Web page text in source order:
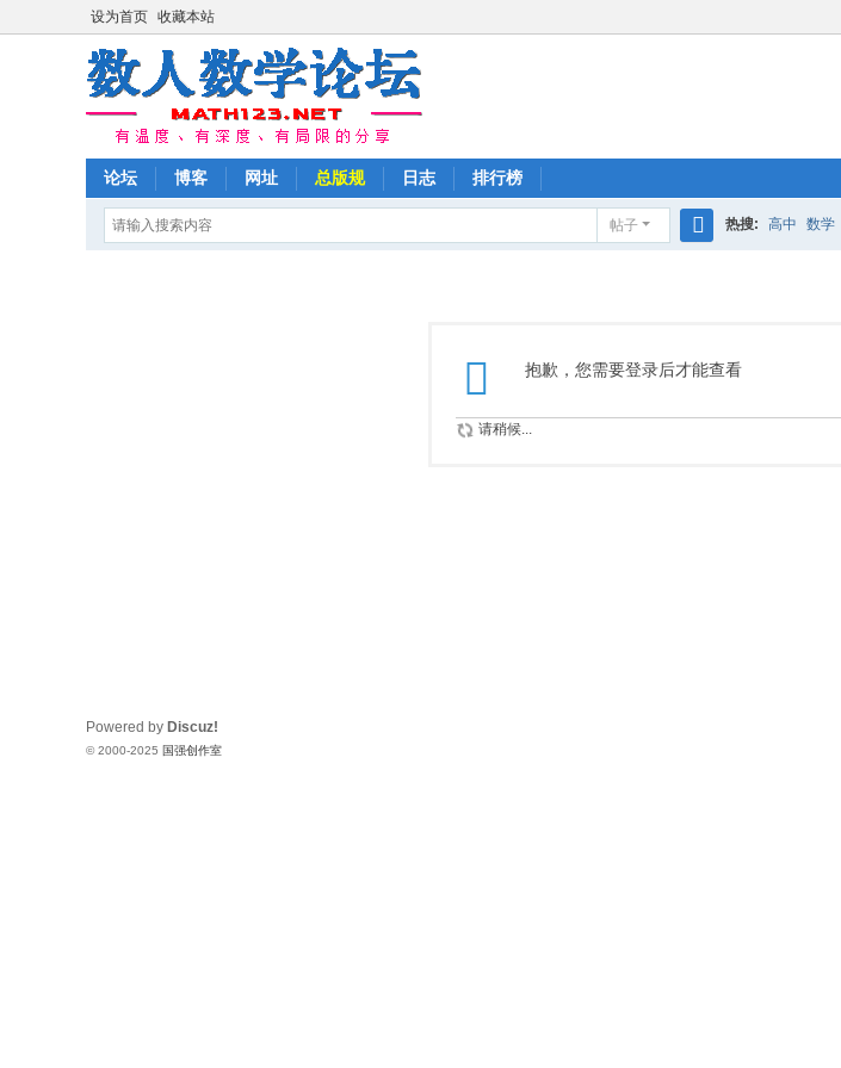
设为首页 收藏本站
论坛 博客 网址 总版规 日志 排行榜
帖子 热搜: 高中 数学
抱歉，您需要登录后才能查看
请稍候...
Powered by Discuz!
© 2000-2025 国强创作室